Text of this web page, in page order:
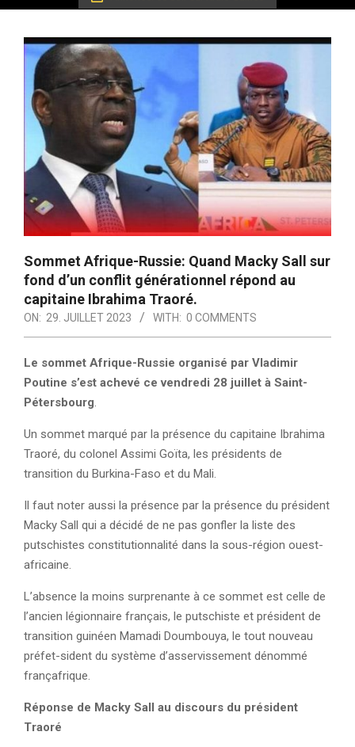
Sommet Afrique-Russie: Quand Macky Sall sur
fond d’un conflit générationnel répond au
capitaine Ibrahima Traoré.
ON: 29. JUILLET 2023 WITH: 0 COMMENTS
Le sommet Afrique-Russie organisé par Vladimir
Poutine s’est achevé ce vendredi 28 juillet à Saint-
Pétersbourg.
Un sommet marqué par la présence du capitaine Ibrahima
Traoré, du colonel Assimi Goïta, les présidents de
transition du Burkina-Faso et du Mali.
Il faut noter aussi la présence par la présence du président
Macky Sall qui a décidé de ne pas gonfler la liste des
putschistes constitutionnalité dans la sous-région ouest-
africaine.
L’absence la moins surprenante à ce sommet est celle de
l’ancien légionnaire français, le putschiste et président de
transition guinéen Mamadi Doumbouya, le tout nouveau
préfet-sident du système d’asservissement dénommé
françafrique.
Réponse de Macky Sall au discours du président
Traoré